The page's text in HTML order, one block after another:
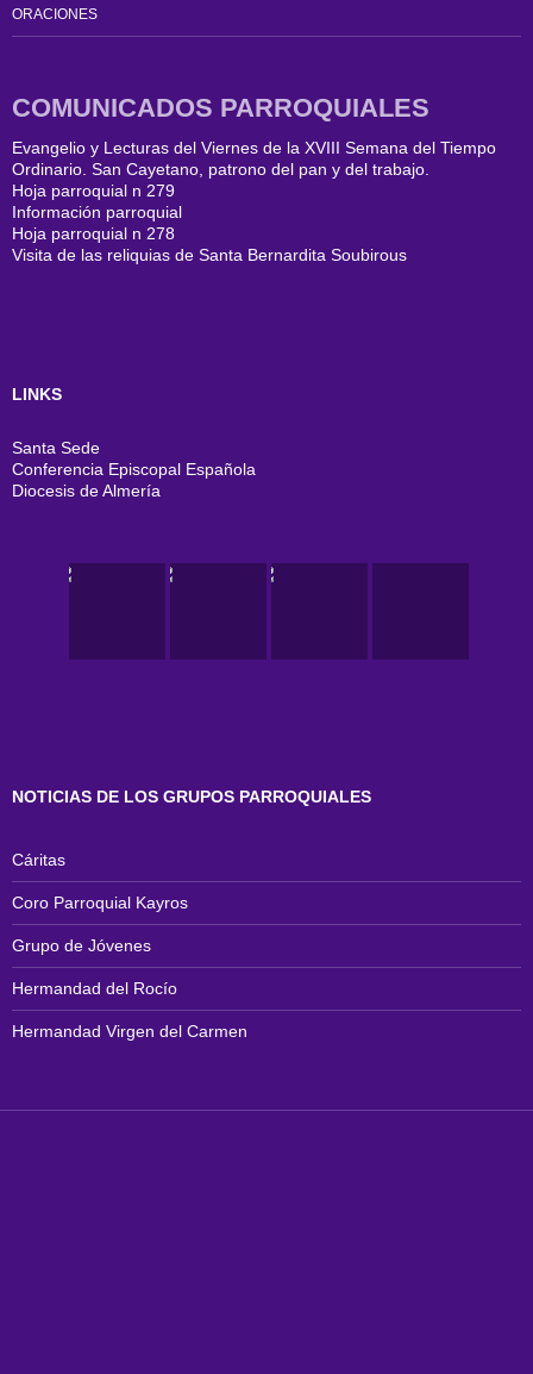
ORACIONES
COMUNICADOS PARROQUIALES
Evangelio y Lecturas del Viernes de la XVIII Semana del Tiempo
Ordinario. San Cayetano, patrono del pan y del trabajo.
Hoja parroquial n 279
Información parroquial
Hoja parroquial n 278
Visita de las reliquias de Santa Bernardita Soubirous
LINKS
Santa Sede
Conferencia Episcopal Española
Diocesis de Almería
NOTICIAS DE LOS GRUPOS PARROQUIALES
Cáritas
Coro Parroquial Kayros
Grupo de Jóvenes
Hermandad del Rocío
Hermandad Virgen del Carmen